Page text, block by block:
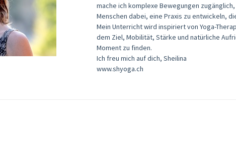
mache ich komplexe Bewegungen
Menschen dabei, eine Praxis zu entwickeln,
Mein Unterricht wird inspiriert von Yoga-
dem Ziel, Mobilität, Stärke und natürliche
Moment zu finden.
Ich freu mich auf dich, Sheilina
www.shyoga.ch